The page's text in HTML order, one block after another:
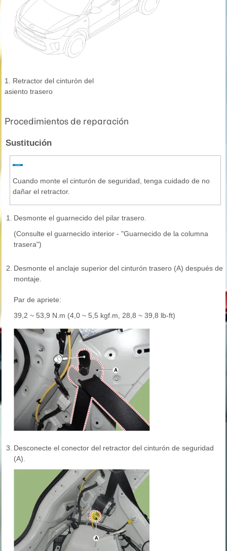
1. Retractor del cinturón del
asiento trasero
Procedimientos de reparación
Sustitución
Cuando monte el cinturón de seguridad, tenga cuidado de no
dañar el retractor.
1. Desmonte el guarnecido del pilar trasero.
(Consulte el guarnecido interior - "Guarnecido de la columna
trasera")
2. Desmonte el anclaje superior del cinturón trasero (A) después de
montaje.
Par de apriete:
39,2 ~ 53,9 N.m (4,0 ~ 5,5 kgf.m, 28,8 ~ 39,8 lb-ft)
3. Desconecte el conector del retractor del cinturón de seguridad
(A).